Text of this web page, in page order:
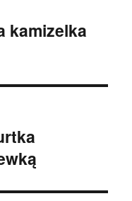
kamizelka